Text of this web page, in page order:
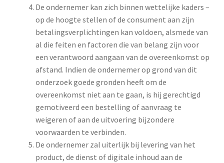
De ondernemer kan zich binnen wettelijke kaders –
op de hoogte stellen of de consument aan zijn
betalingsverplichtingen kan voldoen, alsmede van
al die feiten en factoren die van belang zijn voor
een verantwoord aangaan van de overeenkomst op
afstand. Indien de ondernemer op grond van dit
onderzoek goede gronden heeft om de
overeenkomst niet aan te gaan, is hij gerechtigd
gemotiveerd een bestelling of aanvraag te
weigeren of aan de uitvoering bijzondere
voorwaarden te verbinden.
De ondernemer zal uiterlijk bij levering van het
product, de dienst of digitale inhoud aan de